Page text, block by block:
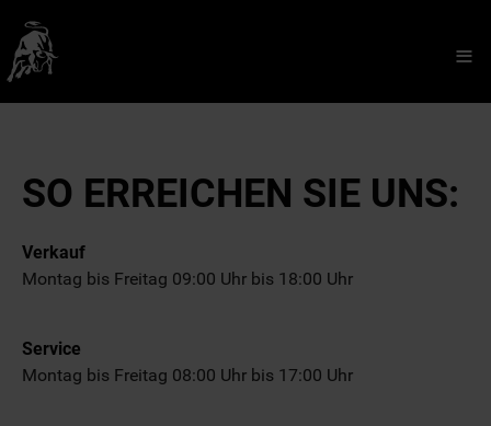
≡
SO ERREICHEN SIE UNS:
Verkauf
Montag bis Freitag 09:00 Uhr bis 18:00 Uhr
Service
Montag bis Freitag 08:00 Uhr bis 17:00 Uhr